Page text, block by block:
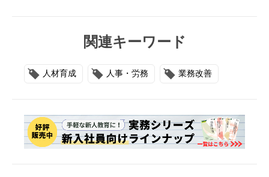
関連キーワード
人材育成 人事・労務 業務改善